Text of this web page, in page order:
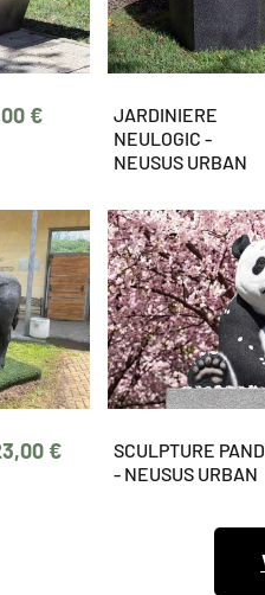
€
JARDINIERE
NEULOGIC -
NEUSUS URBAN
€
SCULPTURE
- NEUSUS URBAN